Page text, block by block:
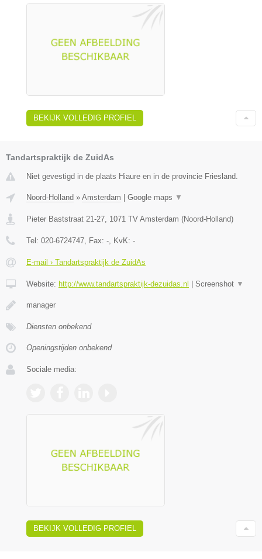
BEKIJK VOLLEDIG PROFIEL
Tandartspraktijk de ZuidAs
Niet gevestigd in de plaats Hiaure en in de provincie Friesland.
Noord-Holland » Amsterdam Google maps ▼
Pieter Baststraat 21-27 1071 TV Amsterdam (Noord-Holland)
Tel: 020-6724747 , Fax: - , KvK: -
E-mail › Tandartspraktijk de ZuidAs
Website: http://www.tandartspraktijk-dezuidas.nl Screenshot ▼
manager
Diensten onbekend
Openingstijden onbekend
Sociale media:
BEKIJK VOLLEDIG PROFIEL